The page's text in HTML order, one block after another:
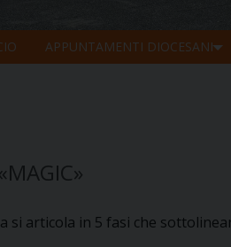
APPUNTAMENTI DIOCESANI
si articola in 5 fasi che